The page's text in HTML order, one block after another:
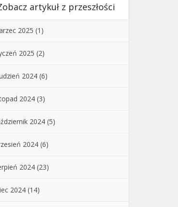
artykuł z przeszłości
2025 (1)
2025 (2)
2024 (6)
2024 (3)
2024 (5)
2024 (6)
2024 (23)
2024 (14)